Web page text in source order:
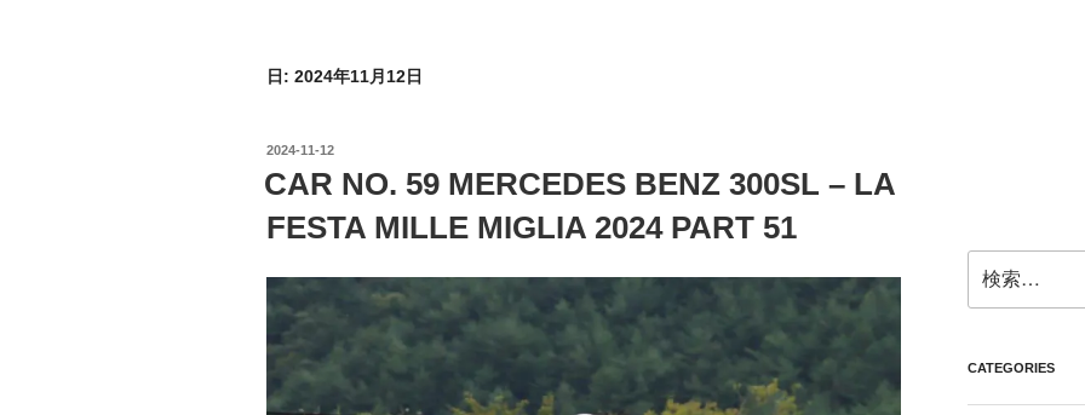
日: 2024年11月12日
投
日:
2024-11-12
CAR NO. 59 MERCEDES BENZ 300SL – LA
FESTA MILLE MIGLIA 2024 PART 51
索:
CATEGORIES